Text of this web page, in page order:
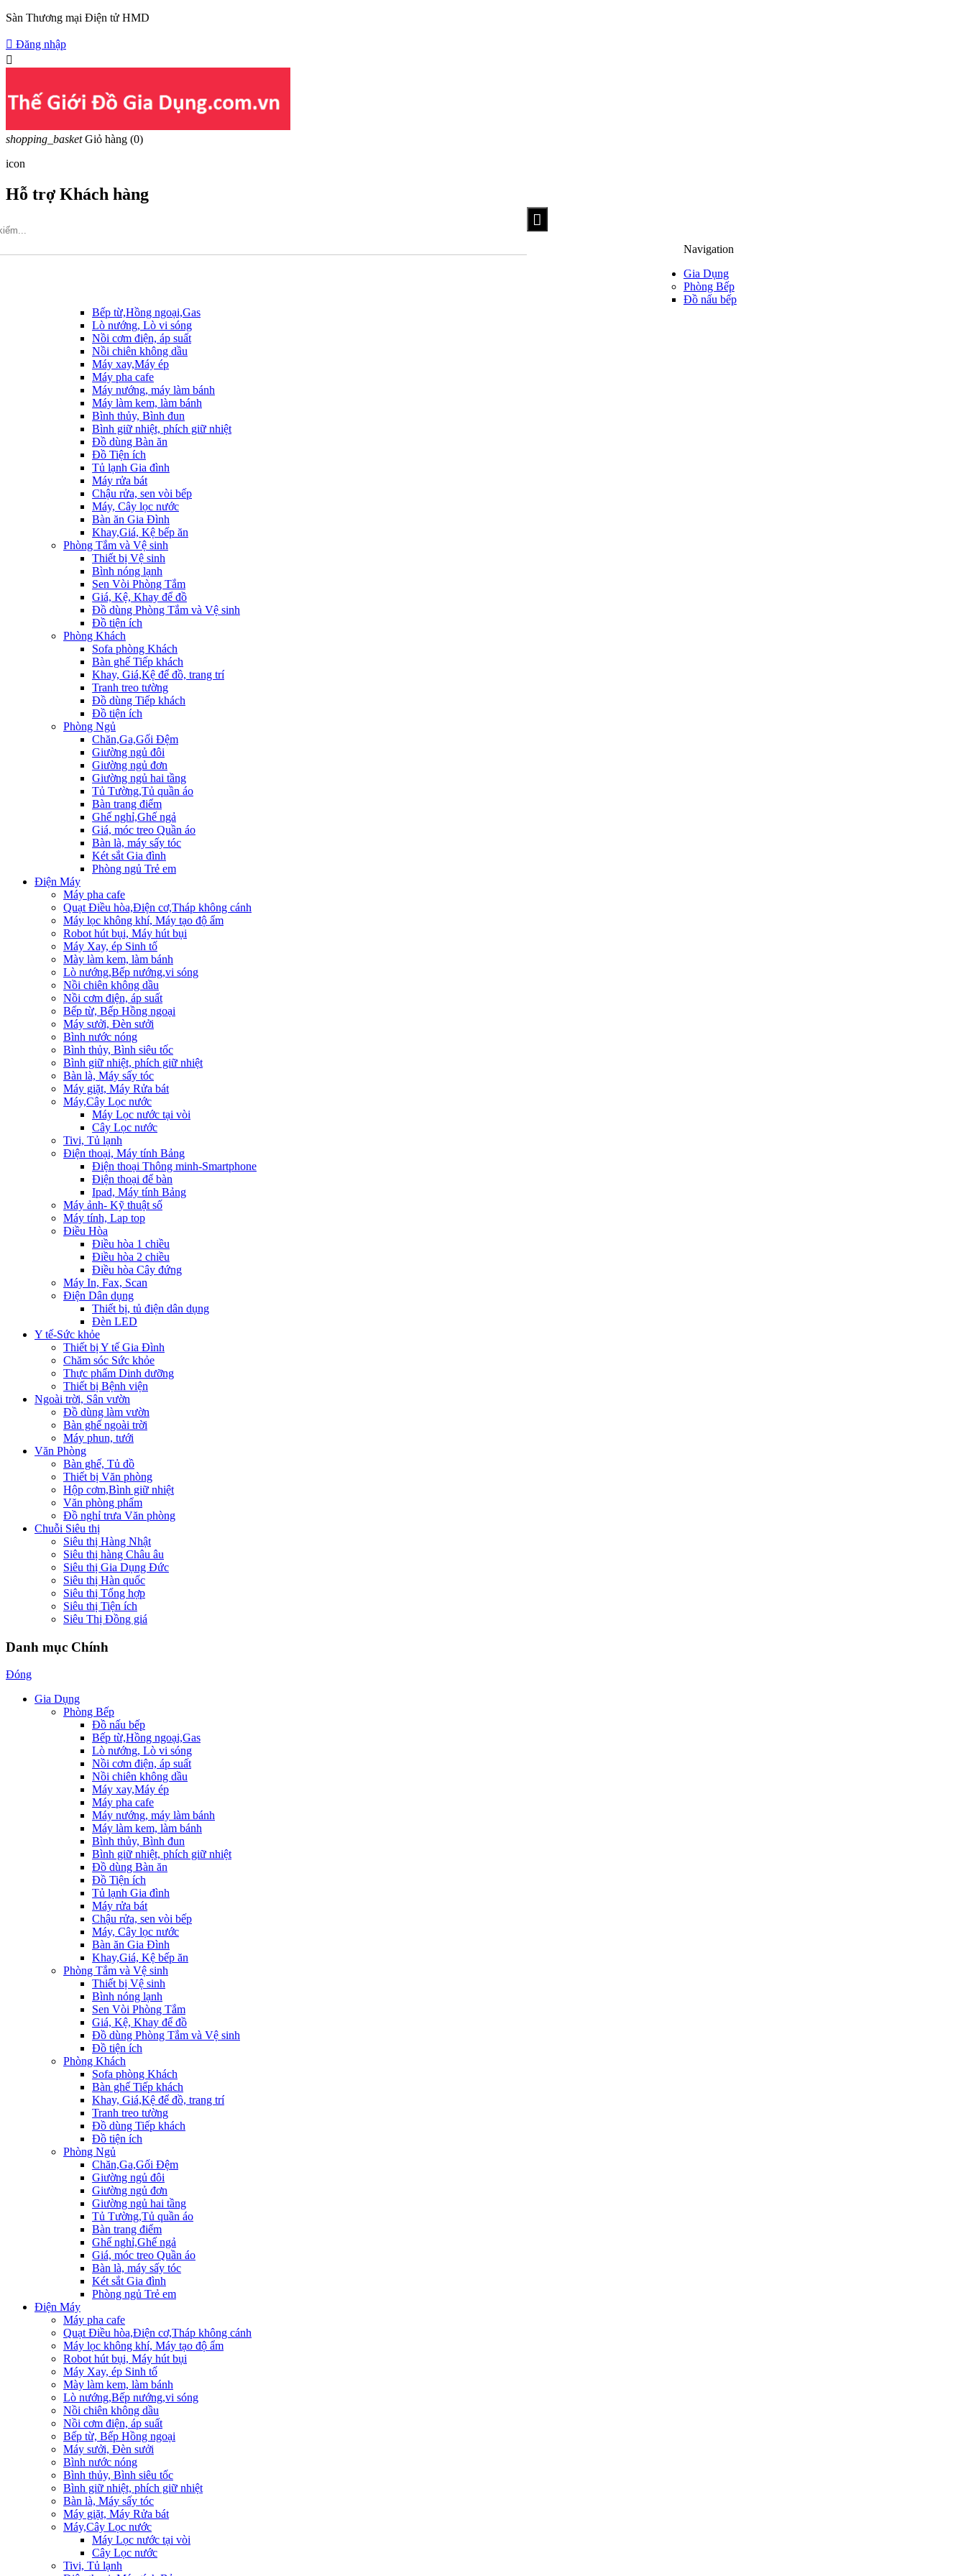
Sàn Thương mại Điện tử HMD
 Đăng nhập

shopping_basket Giỏ hàng (0)
icon
Hỗ trợ Khách hàng
Hotline: 09317.456.44
Navigation
Gia Dụng
Phòng Bếp
Đồ nấu bếp
Bếp từ,Hồng ngoại,Gas
Lò nướng, Lò vi sóng
Nồi cơm điện, áp suất
Nồi chiên không dầu
Máy xay,Máy ép
Máy pha cafe
Máy nướng, máy làm bánh
Máy làm kem, làm bánh
Bình thủy, Bình đun
Bình giữ nhiệt, phích giữ nhiệt
Đồ dùng Bàn ăn
Đồ Tiện ích
Tủ lạnh Gia đình
Máy rửa bát
Chậu rửa, sen vòi bếp
Máy, Cây lọc nước
Bàn ăn Gia Đình
Khay,Giá, Kệ bếp ăn
Phòng Tắm và Vệ sinh
Thiết bị Vệ sinh
Bình nóng lạnh
Sen Vòi Phòng Tắm
Giá, Kệ, Khay để đồ
Đồ dùng Phòng Tắm và Vệ sinh
Đồ tiện ích
Phòng Khách
Sofa phòng Khách
Bàn ghế Tiếp khách
Khay, Giá,Kệ để đồ, trang trí
Tranh treo tường
Đồ dùng Tiếp khách
Đồ tiện ích
Phòng Ngủ
Chăn,Ga,Gối Đệm
Giường ngủ đôi
Giường ngủ đơn
Giường ngủ hai tầng
Tủ Tường,Tủ quần áo
Bàn trang điểm
Ghế nghỉ,Ghế ngả
Giá, móc treo Quần áo
Bàn là, máy sấy tóc
Két sắt Gia đình
Phòng ngủ Trẻ em
Điện Máy
Máy pha cafe
Quạt Điều hòa,Điện cơ,Tháp không cánh
Máy lọc không khí, Máy tạo độ ẩm
Robot hút bụi, Máy hút bụi
Máy Xay, ép Sinh tố
Mày làm kem, làm bánh
Lò nướng,Bếp nướng,vi sóng
Nồi chiên không dầu
Nồi cơm điện, áp suất
Bếp từ, Bếp Hồng ngoại
Máy sưởi, Đèn sưởi
Bình nước nóng
Bình thủy, Bình siêu tốc
Bình giữ nhiệt, phích giữ nhiệt
Bàn là, Máy sấy tóc
Máy giặt, Máy Rửa bát
Máy,Cây Lọc nước
Máy Lọc nước tại vòi
Cây Lọc nước
Tivi, Tủ lạnh
Điện thoại, Máy tính Bảng
Điện thoại Thông minh-Smartphone
Điện thoại để bàn
Ipad, Máy tính Bảng
Máy ảnh- Kỹ thuật số
Máy tính, Lap top
Điều Hòa
Điều hòa 1 chiều
Điều hòa 2 chiều
Điều hòa Cây đứng
Máy In, Fax, Scan
Điện Dân dụng
Thiết bị, tủ điện dân dụng
Đèn LED
Y tế-Sức khỏe
Thiết bị Y tế Gia Đình
Chăm sóc Sức khỏe
Thực phẩm Dinh dưỡng
Thiết bị Bệnh viện
Ngoài trời, Sân vườn
Đồ dùng làm vườn
Bàn ghế ngoài trời
Máy phun, tưới
Văn Phòng
Bàn ghế, Tủ đồ
Thiết bị Văn phòng
Hộp cơm,Bình giữ nhiệt
Văn phòng phẩm
Đồ nghỉ trưa Văn phòng
Chuỗi Siêu thị
Siêu thị Hàng Nhật
Siêu thị hàng Châu âu
Siêu thị Gia Dụng Đức
Siêu thị Hàn quốc
Siêu thị Tổng hợp
Siêu thị Tiện ích
Siêu Thị Đồng giá
Danh mục Chính
Đóng
Gia Dụng
Phòng Bếp
Đồ nấu bếp
Bếp từ,Hồng ngoại,Gas
Lò nướng, Lò vi sóng
Nồi cơm điện, áp suất
Nồi chiên không dầu
Máy xay,Máy ép
Máy pha cafe
Máy nướng, máy làm bánh
Máy làm kem, làm bánh
Bình thủy, Bình đun
Bình giữ nhiệt, phích giữ nhiệt
Đồ dùng Bàn ăn
Đồ Tiện ích
Tủ lạnh Gia đình
Máy rửa bát
Chậu rửa, sen vòi bếp
Máy, Cây lọc nước
Bàn ăn Gia Đình
Khay,Giá, Kệ bếp ăn
Phòng Tắm và Vệ sinh
Thiết bị Vệ sinh
Bình nóng lạnh
Sen Vòi Phòng Tắm
Giá, Kệ, Khay để đồ
Đồ dùng Phòng Tắm và Vệ sinh
Đồ tiện ích
Phòng Khách
Sofa phòng Khách
Bàn ghế Tiếp khách
Khay, Giá,Kệ để đồ, trang trí
Tranh treo tường
Đồ dùng Tiếp khách
Đồ tiện ích
Phòng Ngủ
Chăn,Ga,Gối Đệm
Giường ngủ đôi
Giường ngủ đơn
Giường ngủ hai tầng
Tủ Tường,Tủ quần áo
Bàn trang điểm
Ghế nghỉ,Ghế ngả
Giá, móc treo Quần áo
Bàn là, máy sấy tóc
Két sắt Gia đình
Phòng ngủ Trẻ em
Điện Máy
Máy pha cafe
Quạt Điều hòa,Điện cơ,Tháp không cánh
Máy lọc không khí, Máy tạo độ ẩm
Robot hút bụi, Máy hút bụi
Máy Xay, ép Sinh tố
Mày làm kem, làm bánh
Lò nướng,Bếp nướng,vi sóng
Nồi chiên không dầu
Nồi cơm điện, áp suất
Bếp từ, Bếp Hồng ngoại
Máy sưởi, Đèn sưởi
Bình nước nóng
Bình thủy, Bình siêu tốc
Bình giữ nhiệt, phích giữ nhiệt
Bàn là, Máy sấy tóc
Máy giặt, Máy Rửa bát
Máy,Cây Lọc nước
Máy Lọc nước tại vòi
Cây Lọc nước
Tivi, Tủ lạnh